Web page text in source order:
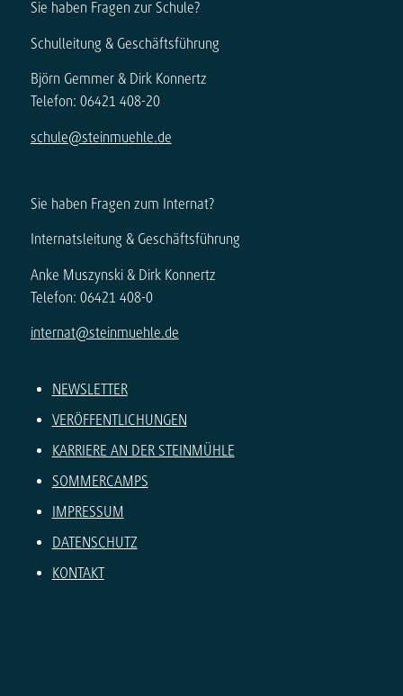
Sie haben Fragen zur Schule?
Schulleitung & Geschäftsführung
Björn Gemmer & Dirk Konnertz
Telefon: 06421 408-20
schule@steinmuehle.de
Sie haben Fragen zum Internat?
Internatsleitung & Geschäftsführung
Anke Muszynski & Dirk Konnertz
Telefon: 06421 408-0
internat@steinmuehle.de
NEWSLETTER
VERÖFFENTLICHUNGEN
KARRIERE AN DER STEINMÜHLE
SOMMERCAMPS
IMPRESSUM
DATENSCHUTZ
KONTAKT